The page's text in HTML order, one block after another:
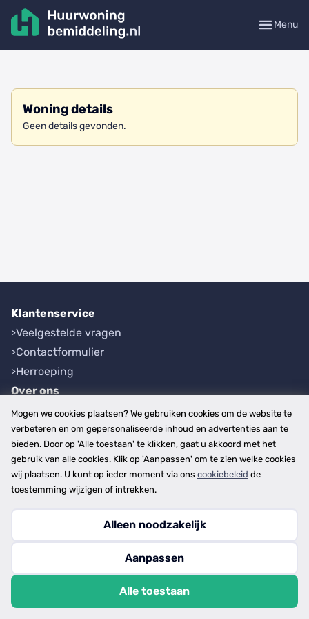
Menu
Woning details
Geen details gevonden.
Klantenservice
Veelgestelde vragen
Contactformulier
Herroeping
Over ons
Bedrijfsgegevens
Werkwijze
Overzichten
Plaatsen
Provincies
Copyright © 2026
privacy- en cookiebeleid
Mogen we cookies plaatsen? We gebruiken cookies om de website te
verbeteren en om gepersonaliseerde inhoud en advertenties aan te
bieden. Door op 'Alle toestaan' te klikken, gaat u akkoord met het
gebruik van alle cookies. Klik op 'Aanpassen' om te zien welke cookies
wij plaatsen. U kunt op ieder moment via ons cookiebeleid de
toestemming wijzigen of intrekken.
Alleen noodzakelijk
Aanpassen
Alle toestaan